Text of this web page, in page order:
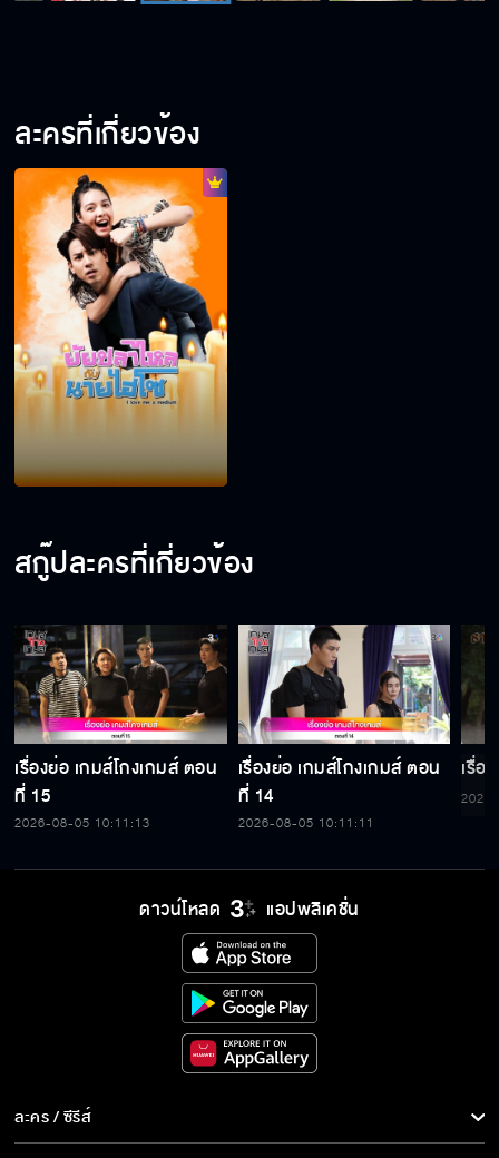
ละครที่เกี่ยวข้อง
สกู๊ปละครที่เกี่ยวข้อง
เรื่องย่อ เกมส์โกงเกมส์ ตอน
ที่ 15
2026-08-05 10:11:13
เรื่องย่อ เกมส์โกงเกมส์ ตอน
ที่ 14
2026-08-05 10:11:11
เรื่อ
ดาวน์โหลด แอปพลิเคชั่น
ละคร / ซีรีส์
ละคร/ซีรีส์